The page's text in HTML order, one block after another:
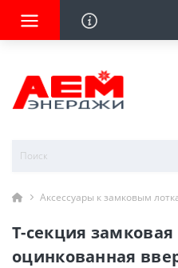
Аксессуары к замковым
Т-секция
оцинкованная